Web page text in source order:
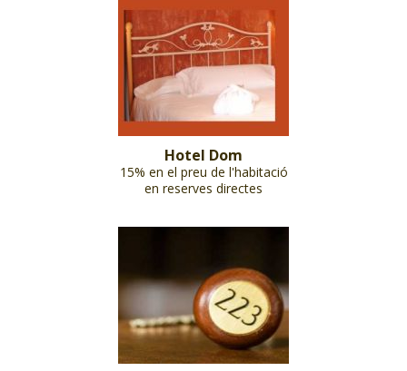
Hotel Dom
15% en el preu de l'habitació
en reserves directes